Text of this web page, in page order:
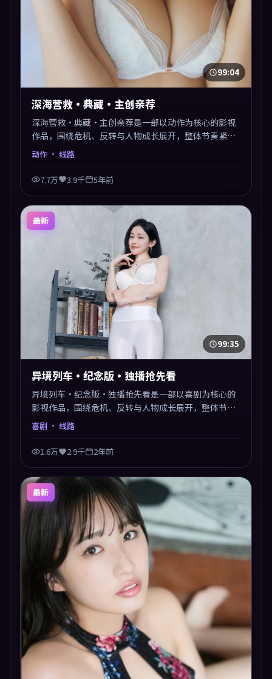
99:04
深海营救·典藏·主创亲荐
深海营救·典藏·主创亲荐是一部以动作为核心的影视
作品，围绕危机、反转与人物成长展开，整体节奏紧
凑，值得推荐观看。
动作 · 线路
7.7万 3.9千 5年前
最新
99:35
异境列车·纪念版·独播抢先看
异境列车·纪念版·独播抢先看是一部以喜剧为核心的
影视作品，围绕危机、反转与人物成长展开，整体节奏
紧凑，值得推荐观看。
喜剧 · 线路
1.6万 2.9千 2年前
最新